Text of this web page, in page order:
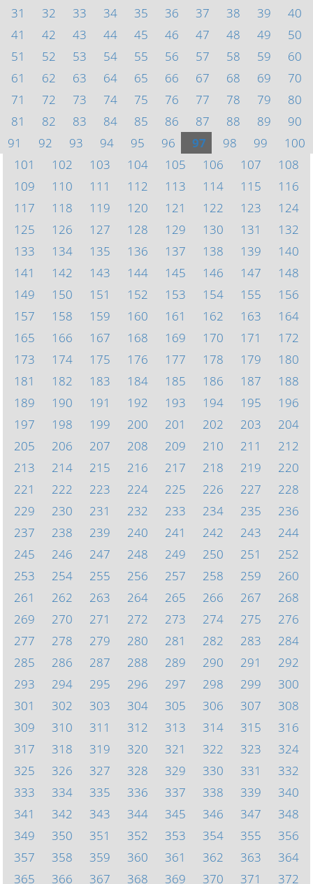
31
32 33 34 35 36 37 38 39
40
41
42 43 44 45 46 47 48 49
50
51
52 53 54 55 56 57 58 59
60
61
62 63 64 65 66 67 68 69
70
71
72 73 74 75 76 77 78 79
80
81
82 83 84 85 86 87 88 89
90
91
92 93 94 95 96 97 98 99
100
101
102 103 104 105 106 107
108
109
110 111 112 113 114 115
116
117
118 119 120 121 122 123
124
125
126 127 128 129 130 131
132
133
134 135 136 137 138 139
140
141
142 143 144 145 146 147
148
149
150 151 152 153 154 155
156
157
158 159 160 161 162 163
164
165
166 167 168 169 170 171
172
173
174 175 176 177 178 179
180
181
182 183 184 185 186 187
188
189
190 191 192 193 194 195
196
197
198 199 200 201 202 203
204
205
206 207 208 209 210 211
212
213
214 215 216 217 218 219
220
221
222 223 224 225 226 227
228
229
230 231 232 233 234 235
236
237
238 239 240 241 242 243
244
245
246 247 248 249 250 251
252
253
254 255 256 257 258 259
260
261
262 263 264 265 266 267
268
269
270 271 272 273 274 275
276
277
278 279 280 281 282 283
284
285
286 287 288 289 290 291
292
293
294 295 296 297 298 299
300
301
302 303 304 305 306 307
308
309
310 311 312 313 314 315
316
317
318 319 320 321 322 323
324
325
326 327 328 329 330 331
332
333
334 335 336 337 338 339
340
341
342 343 344 345 346 347
348
349
350 351 352 353 354 355
356
357
358 359 360 361 362 363
364
365
366 367 368 369 370 371 372